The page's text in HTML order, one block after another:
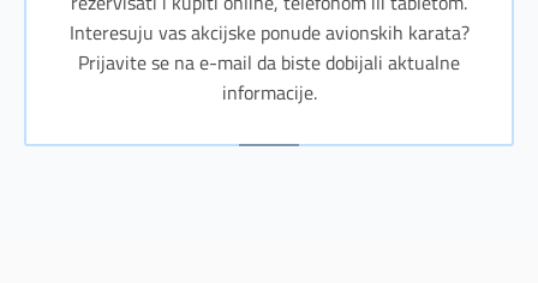
Interesuju vas akcijske ponude avionskih karata?
Prijavite se na e-mail da biste dobijali aktualne
informacije.